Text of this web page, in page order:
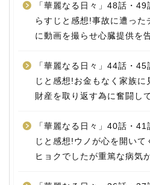
「華麗なる日々」48話・
らすじと感想!事故に遭った
に動画を撮らせ心臓提供を
「華麗なる日々」44話・
じと感想!お金もなく家族
財産を取り返す為に奮闘し
「華麗なる日々」40話・
じと感想!ウノが心を開い
ヒョクでしたが重篤な病気